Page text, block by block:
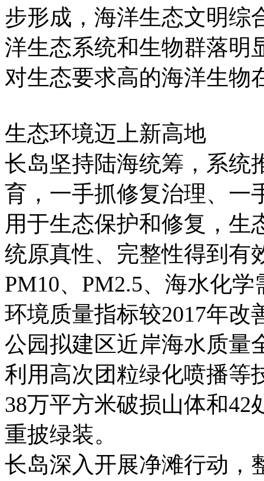
步形成，海洋生态文明综
洋生态系统和生物群落明
对生态要求高的海洋生物
生态环境迈上新高地
长岛坚持陆海统筹，系统
育，一手抓修复治理、一
用于生态保护和修复，生
统原真性、完整性得到有
PM10、PM2.5、海水化
环境质量指标较2017年
公园拟建区近岸海水质量
利用高次团粒绿化喷播等
38万平方米破损山体和
重披绿装。
长岛深入开展净滩行动，